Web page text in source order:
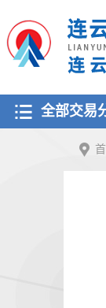
全部交易